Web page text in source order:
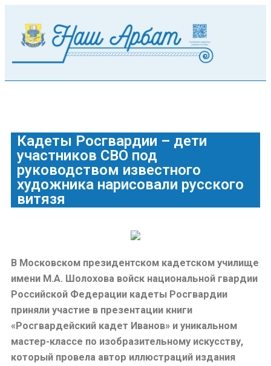
Кадеты Росгвардии – дети
участников СВО под
руководством известного
художника нарисовали русского
витязя
В Московском президентском кадетском училище
имени М.А. Шолохова войск национальной гвардии
Российской Федерации кадеты Росгвардии
приняли участие в презентации книги
«Росгвардейский кадет Иванов» и уникальном
мастер-классе по изобразительному искусству,
который провела автор иллюстраций издания